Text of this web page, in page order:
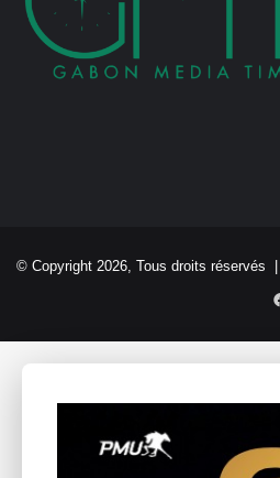
© Copyright 2026, Tous droits réservés |